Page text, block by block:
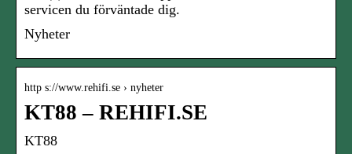
servicen du förväntade dig.
Nyheter
http s://www.rehifi.se › nyheter
KT88 – REHIFI.SE
KT88